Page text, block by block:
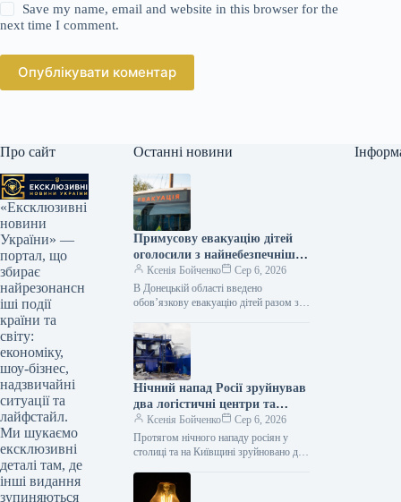
Save my name, email and website in this browser for the
next time I comment.
Опублікувати коментар
Про сайт
«Ексклюзивні
новини
України» —
портал, що
збирає
найрезонансн
іші події
країни та
світу:
економіку,
шоу-бізнес,
надзвичайні
ситуації та
лайфстайл.
Ми шукаємо
ексклюзивні
деталі там, де
інші видання
зупиняються
Останні новини
Примусову евакуацію дітей
оголосили з найнебезпечніших
районів Краматорська та двох
сусідніх селищ.
Ксенія Бойченко
Сер 6, 2026
В Донецькій області введено
обов’язкову евакуацію дітей разом з
Красноторка й Біленьке, а також з
найбільш…
Нічний напад Росії зруйнував
два логістичні центри та
фабрику “Епіцентр”,
внаслідок чого загинув
працівник.
Ксенія Бойченко
Сер 6, 2026
Протягом нічного нападу росіян у
столиці та на Київщині зруйновано два
«Епіцентр» та її виробниче
підприємство.…